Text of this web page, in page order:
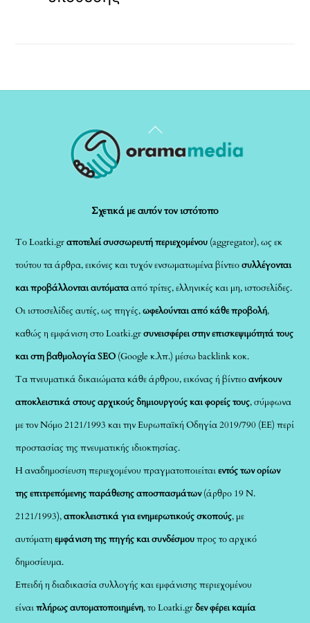
Back
To
Σχετικά με αυτόν τον ιστότοπο
Το Loatki.grαποτελεί συσσωρευτή περιεχομένου (aggregator), ως εκ
τούτου τα άρθρα, εικόνες και τυχόν ενσωματωμένα βίντεοσυλλέγονται
και προβάλλονται αυτόματααπό τρίτες, ελληνικές και μη, ιστοσελίδες.
Οι ιστοσελίδες αυτές, ως πηγές,ωφελούνται από κάθε προβολή,
καθώς η εμφάνιση στο Loatki.grσυνεισφέρει στην επισκεψιμότητά τους
και στη βαθμολογία SEO (Google κ.λπ.) μέσω backlink κοκ.
Τα πνευματικά δικαιώματα κάθε άρθρου, εικόνας ή βίντεοανήκουν
αποκλειστικά στους αρχικούς δημιουργούς και φορείς τους, σύμφωνα
με τον Νόμο 2121/1993 και την Ευρωπαϊκή Οδηγία 2019/790 (ΕΕ) περί
προστασίας της πνευματικής ιδιοκτησίας.
Η αναδημοσίευση περιεχομένου πραγματοποιείταιεντός των ορίων
της επιτρεπόμενης παράθεσης αποσπασμάτων(άρθρο 19 Ν.
2121/1993),αποκλειστικά για ενημερωτικούς σκοπούς, με
αυτόματηεμφάνιση της πηγής και συνδέσμουπρος το αρχικό
δημοσίευμα.
Επειδή η διαδικασία συλλογής και εμφάνισης περιεχομένου
είναιπλήρως αυτοματοποιημένη, το Loatki.grδεν φέρει καμία